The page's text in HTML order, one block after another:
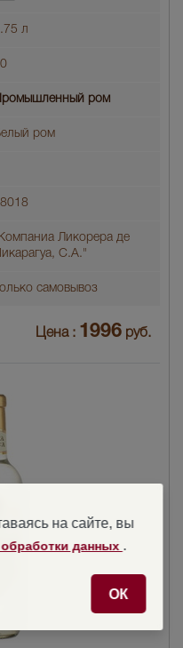
л
ром
ром
Ликорера де
С.А."
самовывоз
Цена : 1996 руб.
на сайте, вы
данных .
ОК